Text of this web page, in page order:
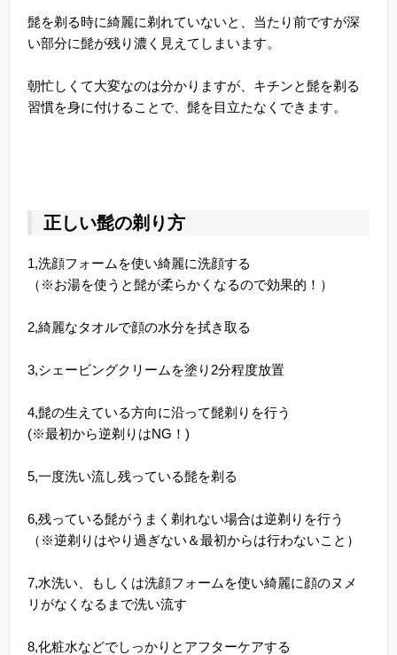
髭を剃る時に綺麗に剃れていないと、当たり前ですが深
い部分に髭が残り濃く見えてしまいます。
朝忙しくて大変なのは分かりますが、キチンと髭を剃る
習慣を身に付けることで、髭を目立たなくできます。
正しい髭の剃り方
1,洗顔フォームを使い綺麗に洗顔する
（※お湯を使うと髭が柔らかくなるので効果的！）
2,綺麗なタオルで顔の水分を拭き取る
3,シェービングクリームを塗り2分程度放置
4,髭の生えている方向に沿って髭剃りを行う
(※最初から逆剃りはNG！)
5,一度洗い流し残っている髭を剃る
6,残っている髭がうまく剃れない場合は逆剃りを行う
（※逆剃りはやり過ぎない＆最初からは行わないこと）
7,水洗い、もしくは洗顔フォームを使い綺麗に顔のヌメ
リがなくなるまで洗い流す
8,化粧水などでしっかりとアフターケアする